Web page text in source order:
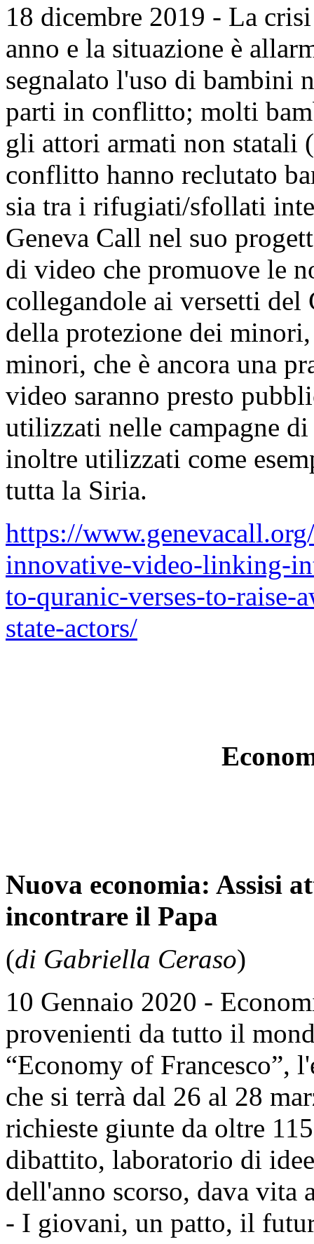
18 dicembre 2019 - La
anno e la situazione è
segnalato l'uso di bambini
parti in conflitto; molti
gli attori armati non
conflitto hanno reclutato
sia tra i rifugiati/sfollati
Geneva Call nel suo
di video che promuove le
collegandole ai versetti del
della protezione dei
minori, che è ancora una
video saranno presto
utilizzati nelle campagne
inoltre utilizzati come
tutta la Siria.
https://
innovative-video-linking-
to-quranic-verses-to-raise-
state-actors/
Nuova economia: Assisi
incontrare il Papa
(di Gabriella Ceraso)
10 Gennaio 2020 -
provenienti da tutto il
“Economy of Francesco”,
che si terrà dal 26 al 28
richieste giunte da oltre
dibattito, laboratorio di
dell'anno scorso, dava vita
- I giovani, un patto, il